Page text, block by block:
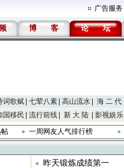
广告服务
博 客 论 坛
词歌赋 七荤八素 高山流水 海 二 代
国移民 流行前线 新 大 陆 影视娱乐
一周网友人气排行榜
昨天锻炼成绩第一